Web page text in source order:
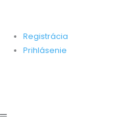
obsahRegistrácia
Prihlásenie